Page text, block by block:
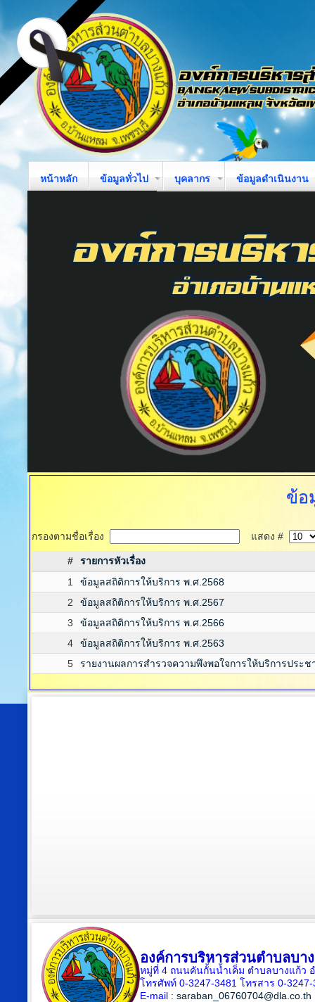
หน้าหลัก ข้อมูลทั่วไป บุคลากร ข้อมูลดำเนินงาน
ข้อ
กรองตามชื่อเรื่อง แสดง #
#
รายการหัวเรื่อง
1
ข้อมูลสถิติการให้บริการ พ.ศ.2568
2
ข้อมูลสถิติการให้บริการ พ.ศ.2567
3
ข้อมูลสถิติการให้บริการ พ.ศ.2566
4
ข้อมูลสถิติการให้บริการ พ.ศ.2563
5
รายงานผลการสำรวจความพึงพอใจการให้บริการประ
องค์การบริหารส่วนตำบลบา
หมู่ที่ 4 ถนนคันกั้นน้ำเค็ม ตำบลบางแก้ว
โทรศัพท์ 0-3247-3481 โทรสาร 0-3247-
E-mail : saraban_06760704@dla.co.th